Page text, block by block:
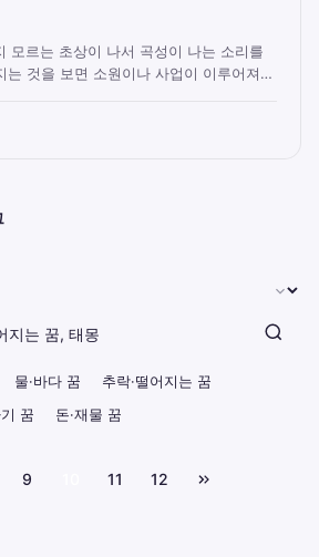
모르는 초상이 나서 곡성이 나는 소리를
는 것을 보면 소원이나 사업이 이루어져
물·바다 꿈
추락·떨어지는 꿈
꿈 돈·재물 꿈
9 11 12